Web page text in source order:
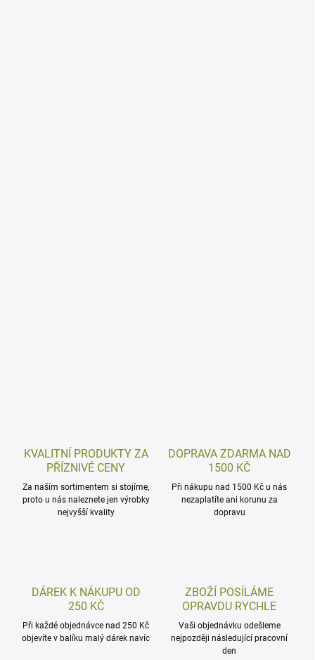
KVALITNÍ PRODUKTY ZA
PŘÍZNIVÉ CENY
Za naším sortimentem si stojíme,
proto u nás naleznete jen výrobky
nejvyšší kvality
DOPRAVA ZDARMA NAD
1500 KČ
Při nákupu nad 1500 Kč u nás
nezaplatíte ani korunu za
dopravu
DÁREK K NÁKUPU OD
250 KČ
Při každé objednávce nad 250 Kč
objevíte v balíku malý dárek navíc
ZBOŽÍ POSÍLÁME
OPRAVDU RYCHLE
Vaši objednávku odešleme
nejpozději následující pracovní
den